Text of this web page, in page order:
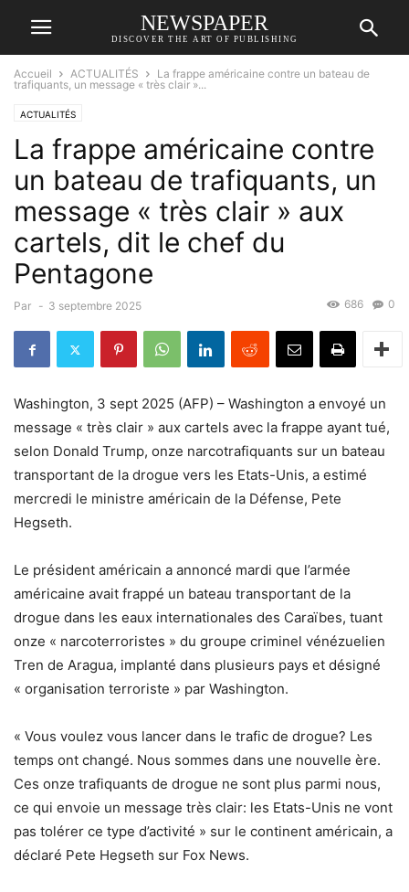
NEWSPAPER
DISCOVER THE ART OF PUBLISHING
Accueil ACTUALITÉS
La frappe américaine contre un bateau de
trafiquants, un message « très clair »...
ACTUALITÉS
La frappe américaine contre
un bateau de trafiquants, un
message « très clair » aux
cartels, dit le chef du
Pentagone
Par - 3 septembre 2025 0
686
Washington, 3 sept 2025 (AFP) – Washington a envoyé un
message « très clair » aux cartels avec la frappe ayant tué,
selon Donald Trump, onze narcotrafiquants sur un bateau
transportant de la drogue vers les Etats-Unis, a estimé
mercredi le ministre américain de la Défense, Pete
Hegseth.
Le président américain a annoncé mardi que l’armée
américaine avait frappé un bateau transportant de la
drogue dans les eaux internationales des Caraïbes, tuant
onze « narcoterroristes » du groupe criminel vénézuelien
Tren de Aragua, implanté dans plusieurs pays et désigné
« organisation terroriste » par Washington.
« Vous voulez vous lancer dans le trafic de drogue? Les
temps ont changé. Nous sommes dans une nouvelle ère.
Ces onze trafiquants de drogue ne sont plus parmi nous,
ce qui envoie un message très clair: les Etats-Unis ne vont
pas tolérer ce type d’activité » sur le continent américain, a
déclaré Pete Hegseth sur Fox News.